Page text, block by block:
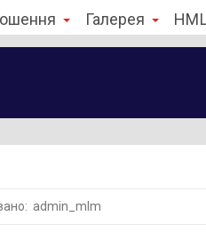
Галерея
admin_mlm